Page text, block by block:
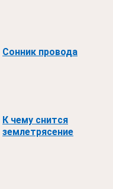
Сонник провода
К чему снится
землетрясение